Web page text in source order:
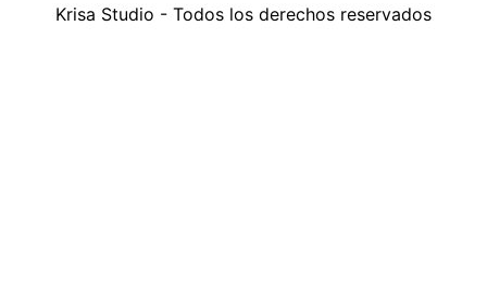
Krisa Studio - Todos los derechos reservados